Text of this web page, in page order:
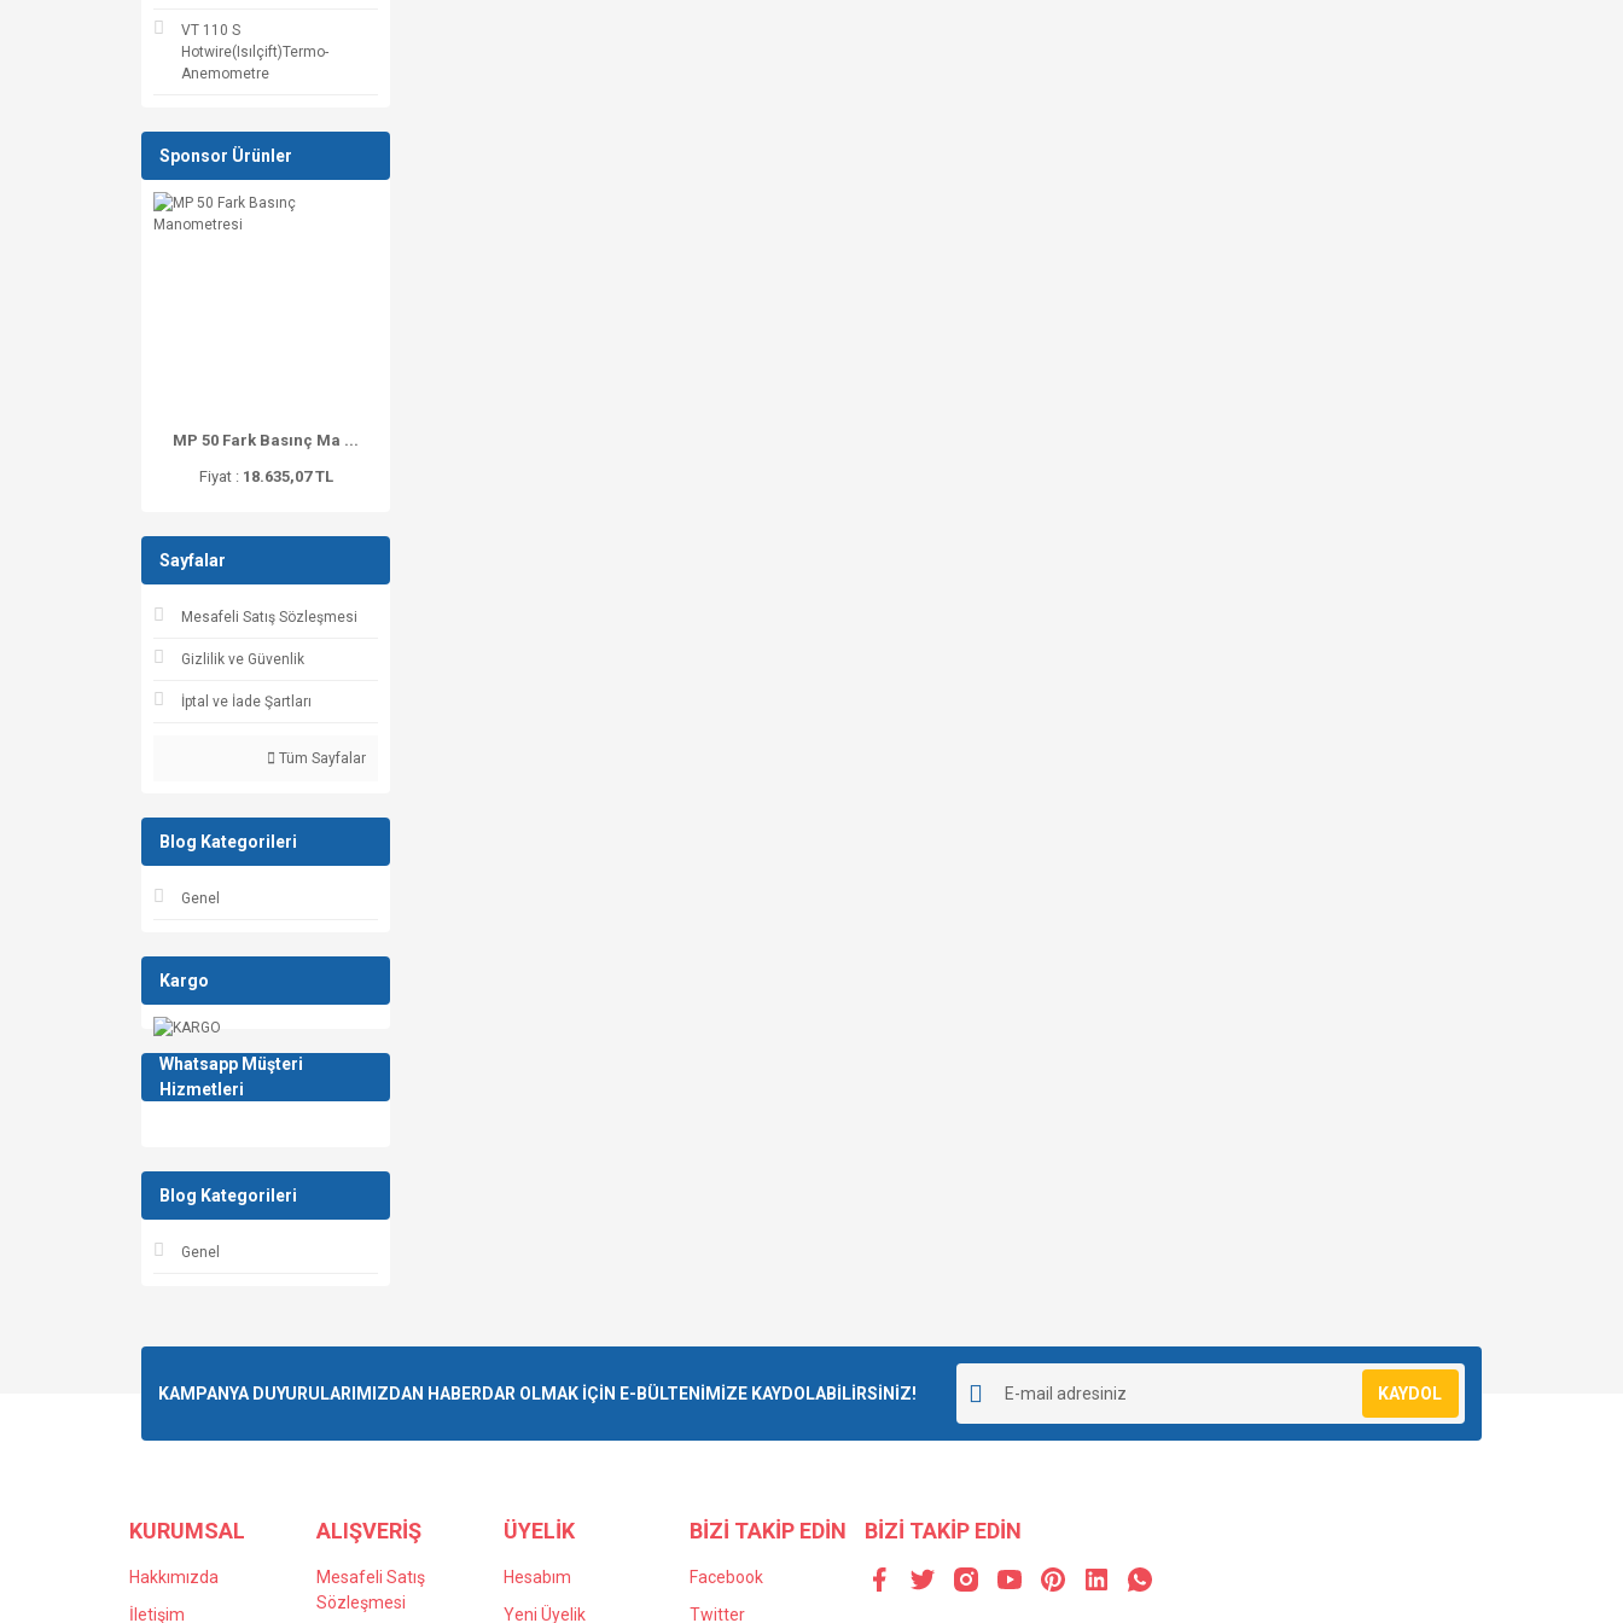
VT 110 S
Hotwire(Isılçift)Termo-
Anemometre
Sponsor Ürünler
MP 50 Fark Basınç Ma ...
Fiyat : 18.635,07 TL
Sayfalar
Mesafeli Satış Sözleşmesi
Gizlilik ve Güvenlik
İptal ve İade Şartları
Tüm Sayfalar
Blog Kategorileri
Genel
Kargo
Whatsapp Müşteri
Hizmetleri
Blog Kategorileri
Genel
KAMPANYA DUYURULARIMIZDAN HABERDAR OLMAK İÇİN E-BÜLTENİMİZE KAYDOLABİLİRSİNİZ! KAYDOL
KURUMSAL
Hakkımızda
İletişim
ALIŞVERİŞ
Mesafeli Satış
Sözleşmesi
ÜYELİK
Hesabım
Yeni Üyelik
BİZİ TAKİP EDİN
Facebook
Twitter
BİZİ TAKİP EDİN